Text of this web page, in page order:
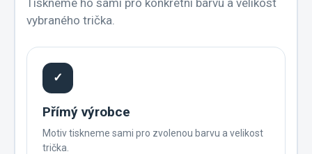
vybraného trička.
✓
Přímý výrobce
Motiv tiskneme sami pro zvolenou barvu a velikost
trička.